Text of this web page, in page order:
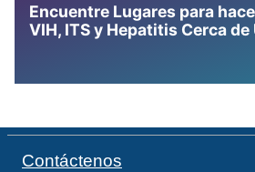
Encuentre Lugares para
VIH, ITS y Hepatitis Cerca de
Contáctenos